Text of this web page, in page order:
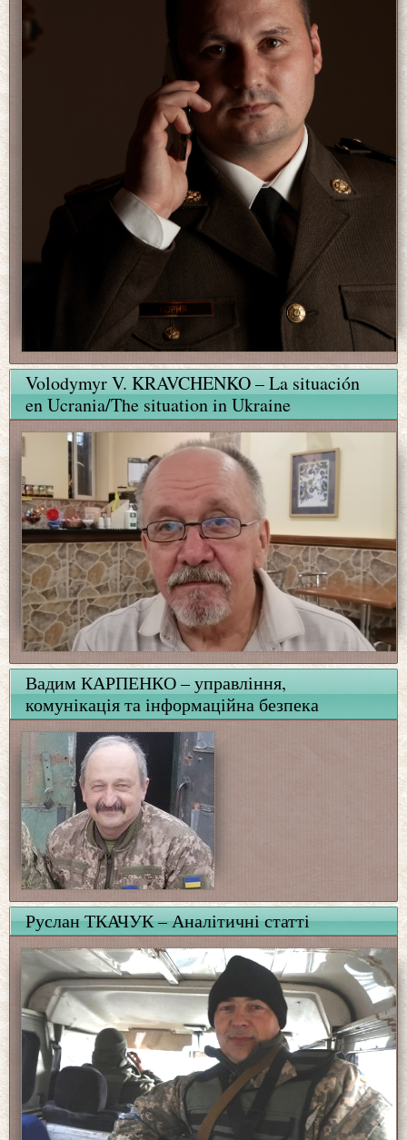
Volodymyr V. KRAVCHENKO – La situación
en Ucrania/The situation in Ukraine
Вадим КАРПЕНКО – управління,
комунікація та інформаційна безпека
Руслан ТКАЧУК – Аналітичні статті